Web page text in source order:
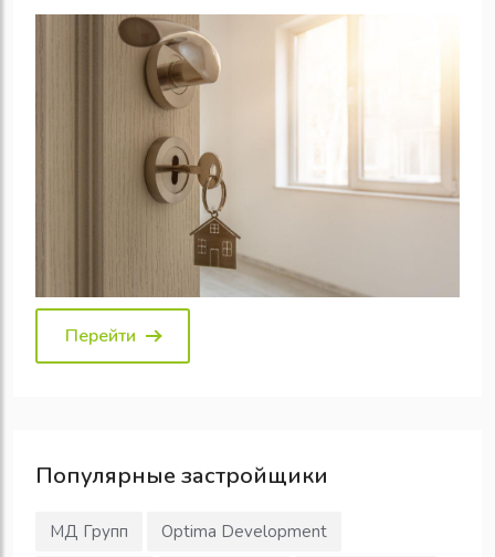
Перейти
Популярные застройщики
МД Групп
Optima Development